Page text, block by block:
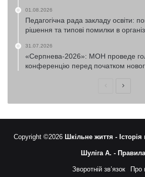
01.08.2026
Педагогічна рада закладу освіти:
рішення та типові помилки в
31.07.2026
«Серпнева-2026»: МОН проведе
конференцію перед початком
Попередня
Copyright ©2026 Шкільне життя -
Шуліга А. - Правила
Зворотній зв’язок Про